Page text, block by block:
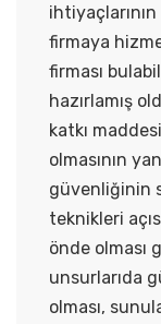
firmaya
firması
hazırlamış
katkı
olmasının
güvenliğinin
teknikleri
önde olması
unsurlarıda
olması,